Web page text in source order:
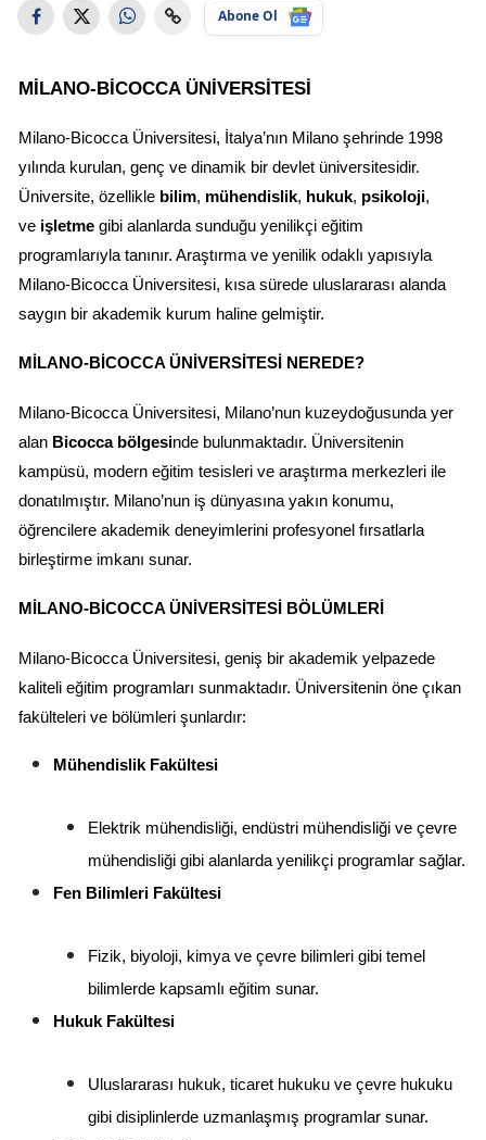
Abone Ol
MILANO-BICOCCA ÜNIVERSITESI
Milano-Bicocca Üniversitesi, İtalya’nın Milano şehrinde 1998
yılında kurulan, genç ve dinamik bir devlet üniversitesidir.
Üniversite, özellikle bilim, mühendislik, hukuk, psikoloji,
ve işletme gibi alanlarda sunduğu yenilikçi eğitim
programlarıyla tanınır. Araştırma ve yenilik odaklı yapısıyla
Milano-Bicocca Üniversitesi, kısa sürede uluslararası alanda
saygın bir akademik kurum haline gelmiştir.
MILANO-BICOCCA ÜNIVERSITESI NEREDE?
Milano-Bicocca Üniversitesi, Milano’nun kuzeydoğusunda yer
alan Bicocca bölgesinde bulunmaktadır. Üniversitenin
kampüsü, modern eğitim tesisleri ve araştırma merkezleri ile
donatılmıştır. Milano’nun iş dünyasına yakın konumu,
öğrencilere akademik deneyimlerini profesyonel fırsatlarla
birleştirme imkanı sunar.
MILANO-BICOCCA ÜNIVERSITESI BÖLÜMLERI
Milano-Bicocca Üniversitesi, geniş bir akademik yelpazede
kaliteli eğitim programları sunmaktadır. Üniversitenin öne çıkan
fakülteleri ve bölümleri şunlardır:
Mühendislik Fakültesi
Elektrik mühendisliği, endüstri mühendisliği ve çevre
mühendisliği gibi alanlarda yenilikçi programlar sağlar.
Fen Bilimleri Fakültesi
Fizik, biyoloji, kimya ve çevre bilimleri gibi temel
bilimlerde kapsamlı eğitim sunar.
Hukuk Fakültesi
Uluslararası hukuk, ticaret hukuku ve çevre hukuku
gibi disiplinlerde uzmanlaşmış programlar sunar.